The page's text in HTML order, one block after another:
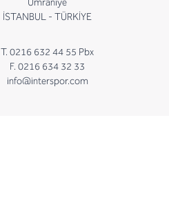
İSTANBUL - TÜRKİYE
T. 0216 632 44 55 Pbx
F. 0216 634 32 33
info@interspor.com